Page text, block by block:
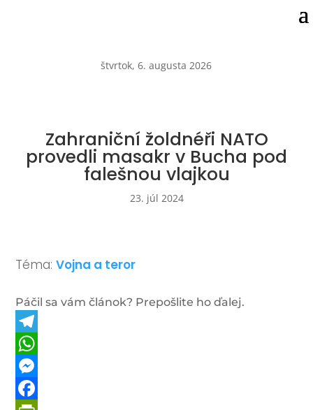
štvrtok, 6. augusta 2026
Zahraniční žoldnéři NATO
provedli masakr v Bucha pod
falešnou vlajkou
23. júl 2024
Téma:Vojna a teror
Páčil sa vám článok? Prepošlite ho ďalej.
Telegram
WhatsApp
Messenger